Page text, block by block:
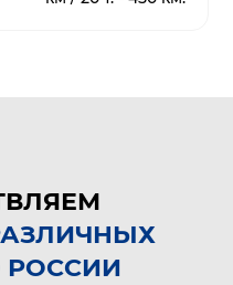
РОССИИ